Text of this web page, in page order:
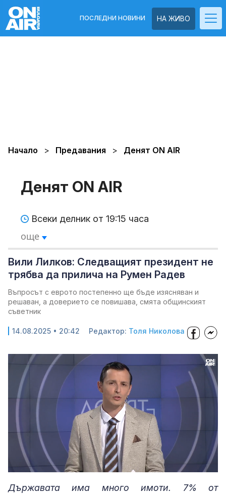
НА ЖИВО
ПОСЛЕДНИ НОВИНИ
Начало Предавания Денят ON AIR
Денят ON AIR
Всеки делник от 19:15 часа
още
Вили Лилков: Следващият президент не
трябва да прилича на Румен Радев
Въпросът с еврото постепенно ще бъде изясняван и
решаван, а доверието се повишава, смята общинският
съветник
14.08.2025 • 20:42 Редактор: Толя Николова
Unmute Loaded:
4.20%
Държавата има много имоти. 7% от